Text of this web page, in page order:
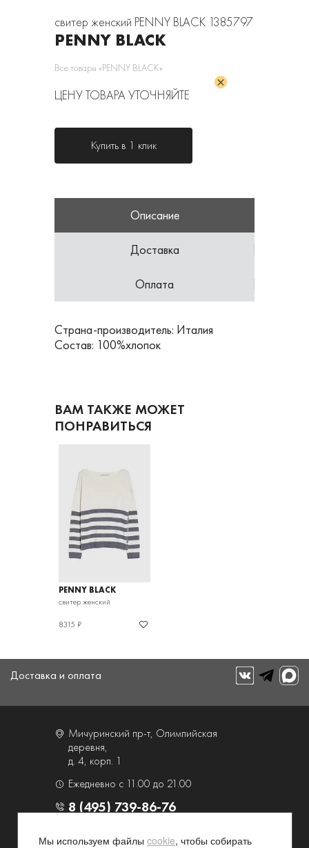
свитер женский PENNY BLACK 1385797
PENNY BLACK
Все товары «PENNY BLACK»
ЦЕНУ ТОВАРА УТОЧНЯЙТЕ
Купить в 1 клик
Описание
Доставка
Оплата
Страна-производитель: Италия
Состав: 100%хлопок
ВАМ ТАКЖЕ МОЖЕТ
ПОНРАВИТЬСЯ
PENNY BLACK
свитер женский
8315 ₽
Доставка и оплата
Мичуринский пр-т, Олимпийская
деревня,
д. 4, корп. 1
Ежедневно с 11.00 до 21.00
8 (495) 739-86-76
О компании Услуги
Мы используем файлы cookie, чтобы собирать